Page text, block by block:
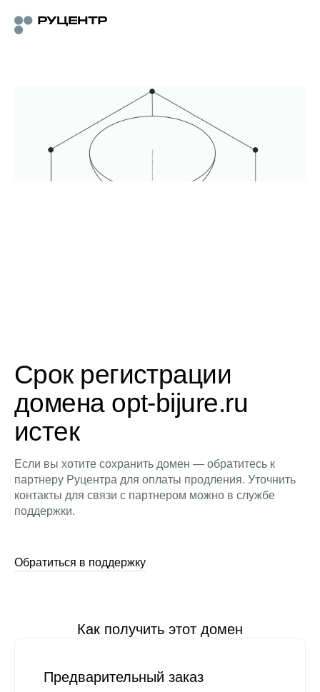
Срок регистрации
домена opt-bijure.ru
истек
Если вы хотите сохранить домен — обратитесь к
партнеру Руцентра для оплаты продления. Уточнить
контакты для связи с партнером можно в службе
поддержки.
Обратиться в поддержку
Как получить этот домен
Предварительный заказ